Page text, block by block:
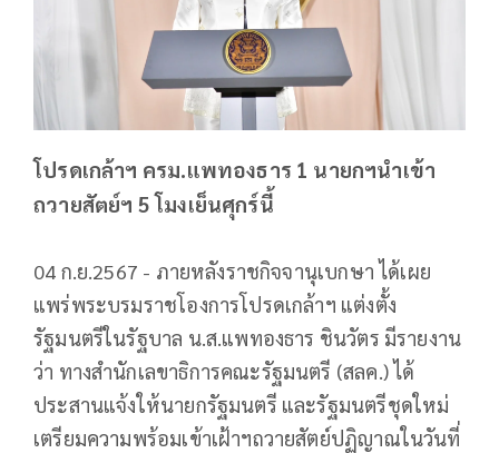
โปรดเกล้าฯ ครม.แพทองธาร 1 นายกฯนำเข้า
ถวายสัตย์ฯ 5 โมงเย็นศุกร์นี้
04 ก.ย.2567 - ภายหลังราชกิจจานุเบกษา ได้เผย
แพร่พระบรมราชโองการโปรดเกล้าฯ แต่งตั้ง
รัฐมนตรีในรัฐบาล น.ส.แพทองธาร ชินวัตร มีรายงาน
ว่า ทางสำนักเลขาธิการคณะรัฐมนตรี (สลค.) ได้
ประสานแจ้งให้นายกรัฐมนตรี และรัฐมนตรีชุดใหม่
เตรียมความพร้อมเข้าเฝ้าฯถวายสัตย์ปฏิญาณในวันที่